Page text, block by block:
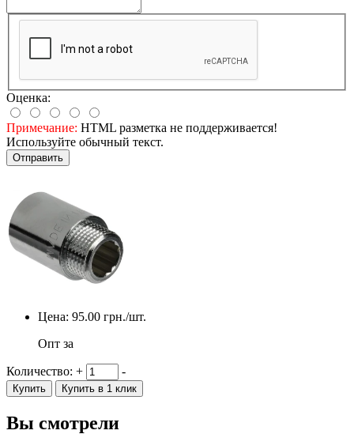
Оценка:
Примечание: HTML разметка не поддерживается!
Используйте обычный текст.
Отправить
Цена: 95.00 грн./шт.
Опт за
Количество: + -
Купить Купить в 1 клик
Вы смотрели